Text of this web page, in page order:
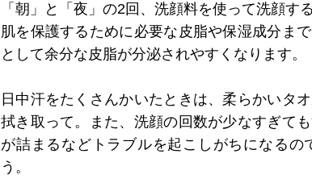
「朝」と「夜」の2回、洗顔料を使って洗顔す
肌を保護するために必要な皮脂や保湿成分ま
として余分な皮脂が分泌されやすくなります。
日中汗をたくさんかいたときは、柔らかいタ
拭き取って。また、洗顔の回数が少なすぎて
が詰まるなどトラブルを起こしがちになるの
う。